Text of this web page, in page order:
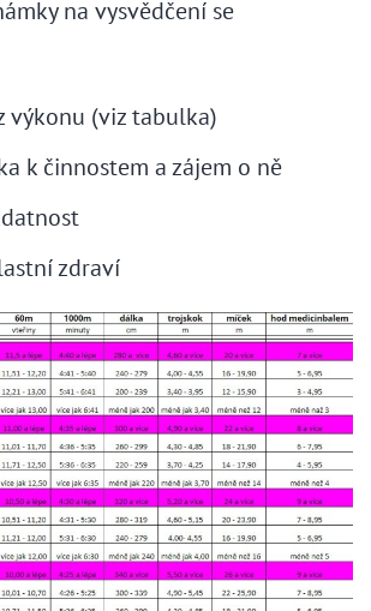
na vysvědčení se
výkonu (viz tabulka)
k činnostem a zájem o ně
zdraví